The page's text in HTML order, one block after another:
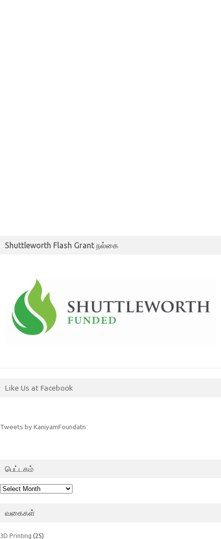
Shuttleworth Flash Grant நல்கை
Like Us at Facebook
Tweets by KaniyamFoundatn
பெட்டகம்
பெட்டகம்
வகைகள்
3D Printing (25)